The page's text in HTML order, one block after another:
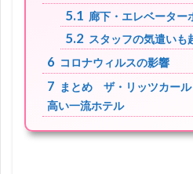
5.1 廊下・エレベーター
5.2 スタッフの気遣いも
6 コロナウィルスの影響
7 まとめ ザ・リッツカー
高い一流ホテル